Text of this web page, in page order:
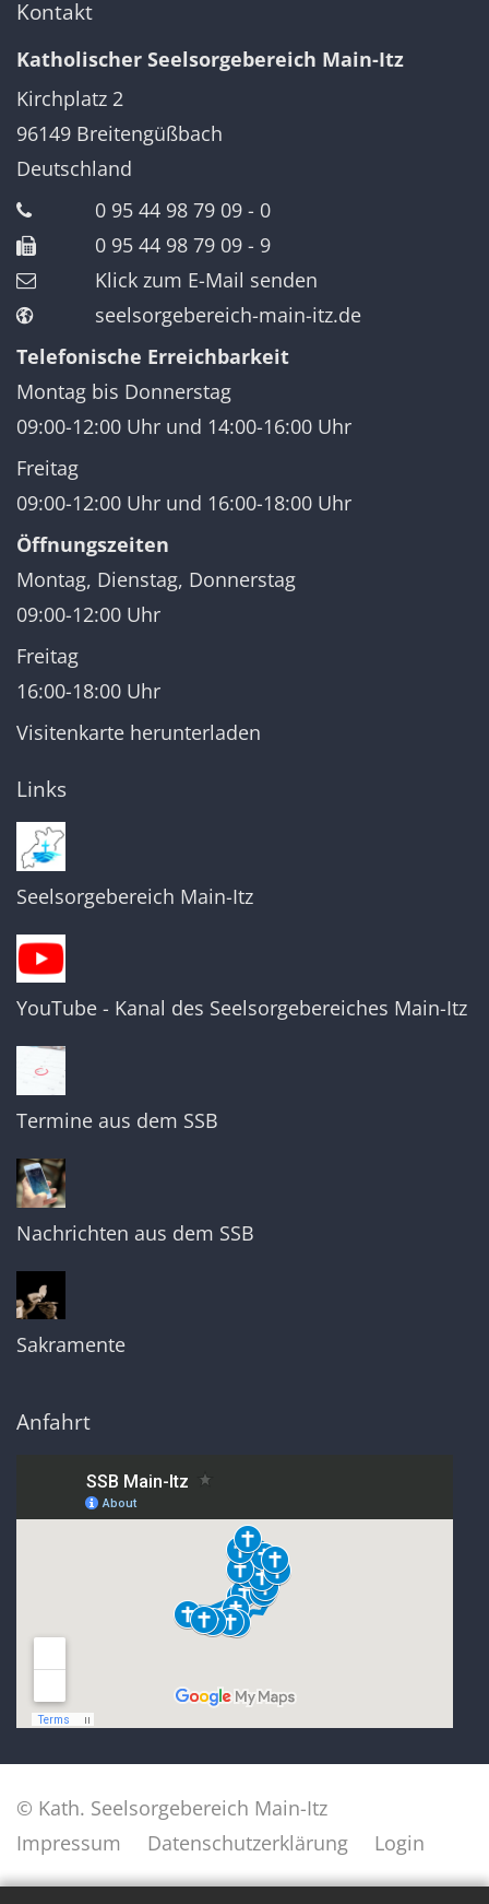
Kontakt
Katholischer Seelsorgebereich Main-Itz
Kirchplatz 2
96149 Breitengüßbach
Deutschland
0 95 44 98 79 09 - 0
0 95 44 98 79 09 - 9
Klick zum E-Mail senden
seelsorgebereich-main-itz.de
Telefonische Erreichbarkeit
Montag bis Donnerstag
09:00-12:00 Uhr und 14:00-16:00 Uhr
Freitag
09:00-12:00 Uhr und 16:00-18:00 Uhr
Öffnungszeiten
Montag, Dienstag, Donnerstag
09:00-12:00 Uhr
Freitag
16:00-18:00 Uhr
Visitenkarte herunterladen
Links
Seelsorgebereich Main-Itz
YouTube - Kanal des Seelsorgebereiches Main-Itz
Termine aus dem SSB
Nachrichten aus dem SSB
Sakramente
Anfahrt
© Kath. Seelsorgebereich Main-Itz
Impressum
Datenschutzerklärung Login